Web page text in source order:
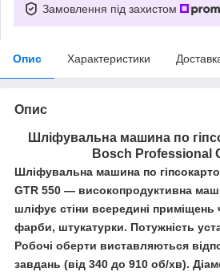
Замовлення під захистом
Опис Характеристики
Опис
Шліфувальна машина по
Bosch Professional
Шліфувальна машина по
GTR 550 — високопродуктивна
шліфує стіни всередині приміщень
фарби, штукатурки. Потужність
Робочі оберти виставляються
завдань (від 340 до 910 об/хв).